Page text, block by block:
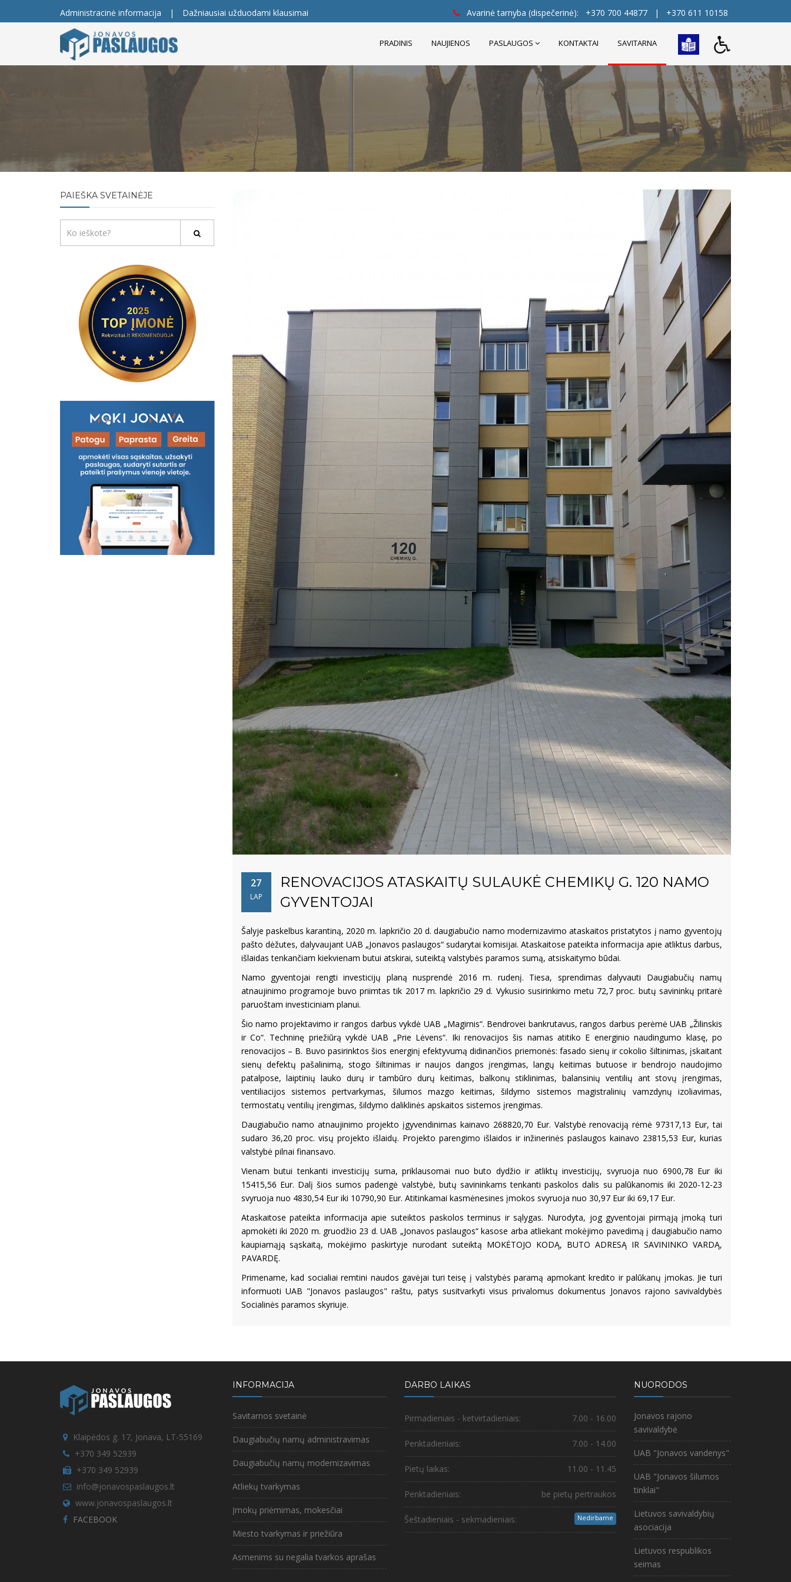
Administracinė informacija | Dažniausiai užduodami klausimai Avarinė tarnyba (dispečerinė): +370 700 44877 | +370 611 10158
PRADINIS NAUJIENOS PASLAUGOS KONTAKTAI SAVITARNA
27
LAP
RENOVACIJOS ATASKAITŲ SULAUKĖ CHEMIKŲ G. 120 NAMO
GYVENTOJAI
Šalyje paskelbus karantiną, 2020 m. lapkričio 20 d. daugiabučio namo modernizavimo ataskaitos pristatytos į namo gyventojų
pašto dėžutes, dalyvaujant UAB „Jonavos paslaugos“ sudarytai komisijai. Ataskaitose pateikta informacija apie atliktus darbus,
išlaidas tenkančiam kiekvienam butui atskirai, suteiktą valstybės paramos sumą, atsiskaitymo būdai.
Namo gyventojai rengti investicijų planą nusprendė 2016 m. rudenį. Tiesa, sprendimas dalyvauti Daugiabučių namų
atnaujinimo programoje buvo priimtas tik 2017 m. lapkričio 29 d. Vykusio susirinkimo metu 72,7 proc. butų savininkų pritarė
paruoštam investiciniam planui.
Šio namo projektavimo ir rangos darbus vykdė UAB „Magirnis“. Bendrovei bankrutavus, rangos darbus perėmė UAB „Žilinskis
ir Co“. Techninę priežiūrą vykdė UAB „Prie Lėvens“. Iki renovacijos šis namas atitiko E energinio naudingumo klasę, po
renovacijos – B. Buvo pasirinktos šios energinį efektyvumą didinančios priemonės: fasado sienų ir cokolio šiltinimas, įskaitant
sienų defektų pašalinimą, stogo šiltinimas ir naujos dangos įrengimas, langų keitimas butuose ir bendrojo naudojimo
patalpose, laiptinių lauko durų ir tambūro durų keitimas, balkonų stiklinimas, balansinių ventilių ant stovų įrengimas,
ventiliacijos sistemos pertvarkymas, šilumos mazgo keitimas, šildymo sistemos magistralinių vamzdynų izoliavimas,
termostatų ventilių įrengimas, šildymo daliklinės apskaitos sistemos įrengimas.
Daugiabučio namo atnaujinimo projekto įgyvendinimas kainavo 268820,70 Eur. Valstybė renovaciją rėmė 97317,13 Eur, tai
sudaro 36,20 proc. visų projekto išlaidų. Projekto parengimo išlaidos ir inžinerinės paslaugos kainavo 23815,53 Eur, kurias
valstybė pilnai finansavo.
Vienam butui tenkanti investicijų suma, priklausomai nuo buto dydžio ir atliktų investicijų, svyruoja nuo 6900,78 Eur iki
15415,56 Eur. Dalį šios sumos padengė valstybė, butų savininkams tenkanti paskolos dalis su palūkanomis iki 2020-12-23
svyruoja nuo 4830,54 Eur iki 10790,90 Eur. Atitinkamai kasmėnesines įmokos svyruoja nuo 30,97 Eur iki 69,17 Eur.
Ataskaitose pateikta informacija apie suteiktos paskolos terminus ir sąlygas. Nurodyta, jog gyventojai pirmąją įmoką turi
apmokėti iki 2020 m. gruodžio 23 d. UAB „Jonavos paslaugos“ kasose arba atliekant mokėjimo pavedimą į daugiabučio namo
kaupiamąją sąskaitą, mokėjimo paskirtyje nurodant suteiktą MOKĖTOJO KODĄ, BUTO ADRESĄ IR SAVININKO VARDĄ,
PAVARDĘ.
Primename, kad socialiai remtini naudos gavėjai turi teisę į valstybės paramą apmokant kredito ir palūkanų įmokas. Jie turi
informuoti UAB "Jonavos paslaugos" raštu, patys susitvarkyti visus privalomus dokumentus Jonavos rajono savivaldybės
Socialinės paramos skyriuje.
PAIEŠKA SVETAINĖJE
Klaipėdos g. 17, Jonava, LT-55169
+370 349 52939
+370 349 52939
info@jonavospaslaugos.lt
www.jonavospaslaugos.lt
FACEBOOK
INFORMACIJA
Savitarnos svetainė
Daugiabučių namų administravimas
Daugiabučių namų modernizavimas
Atliekų tvarkymas
Įmokų priėmimas, mokesčiai
Miesto tvarkymas ir priežiūra
Asmenims su negalia tvarkos aprašas
DARBO LAIKAS
Pirmadieniais - ketvirtadieniais: 7.00 - 16.00
Penktadieniais: 7.00 - 14.00
Pietų laikas: 11.00 - 11.45
Penktadieniais: be pietų pertraukos
Šeštadieniais - sekmadieniais: Nedirbame
NUORODOS
Jonavos rajono
savivaldybė
UAB "Jonavos vandenys"
UAB "Jonavos šilumos
tinklai"
Lietuvos savivaldybių
asociacija
Lietuvos respublikos
seimas